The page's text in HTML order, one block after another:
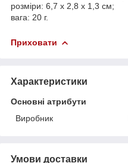
розміри: 6,7 х 2,8 х 1,3 см;
вага: 20 г.
Приховати
Характеристики
Основні атрибути
Виробник
Умови доставки